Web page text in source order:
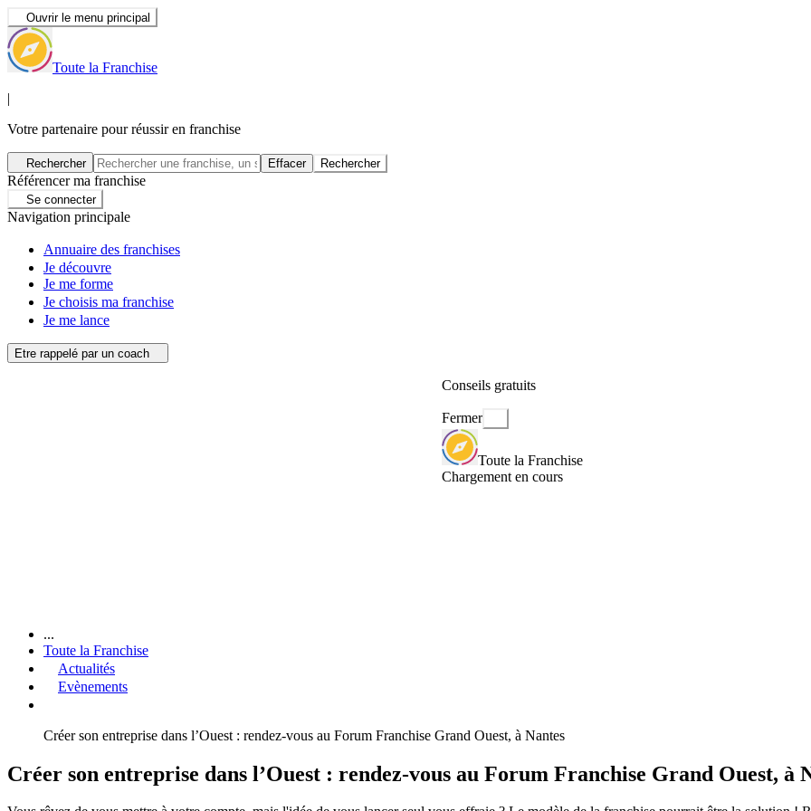
Ouvrir le menu principal
Toute la Franchise
|
Votre partenaire pour réussir en franchise
Rechercher Effacer Rechercher
Référencer ma franchise
Se connecter
Navigation principale
Annuaire des franchises
Je découvre
Je me forme
Je choisis ma franchise
Je me lance
Etre rappelé par un coach
Conseils gratuits
Fermer
Toute la Franchise
Chargement en cours
...
Toute la Franchise
Actualités
Evènements
Créer son entreprise dans l’Ouest : rendez-vous au Forum Franchise Grand Ouest, à Nantes
Créer son entreprise dans l’Ouest : rendez-vous au Forum Franchise Grand Ouest, à